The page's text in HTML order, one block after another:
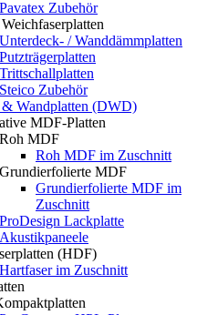
Pavatex Zubehör
Unterdeck- / Wanddämmplatten
Putzträgerplatten
Trittschallplatten
Steico Zubehör
Wandplatten (DWD)
MDF-Platten
Roh MDF
Roh MDF im Zuschnitt
Grundierfolierte MDF
Grundierfolierte MDF im
Zuschnitt
ProDesign Lackplatte
Akustikpaneele
(HDF)
Hartfaser im Zuschnitt